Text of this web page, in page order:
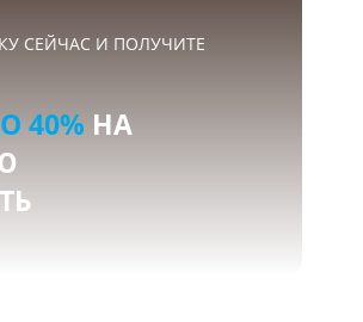
СЕЙЧАС И ПОЛУЧИТЕ
40% НА